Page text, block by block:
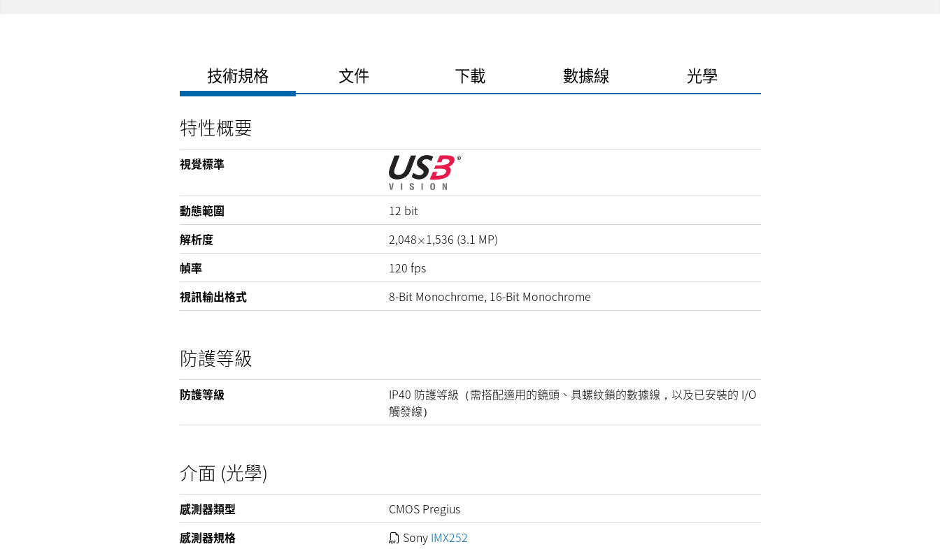
技術規格 文件 下載 數據線 光學
特性概要
視覺標準
動態範圍 12 bit
解析度
2,048×1,536 (3.1 MP)
幀率
120 fps
視訊輸出格式
8-Bit Monochrome, 16-Bit Monochrome
防護等級
防護等級
IP40 防護等級（需搭配適用的鏡頭、具螺紋鎖的數據線，以及已安裝的 I/O
觸發線）
介面 (光學)
感測器類型
CMOS Pregius
感測器規格
Sony IMX252